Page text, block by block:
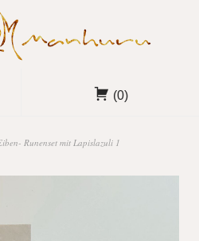
(0)
Runenset mit Lapislazuli 1